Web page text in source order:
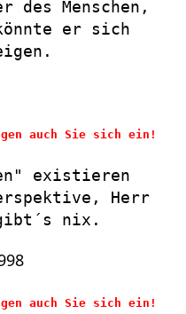
des Menschen,
er sich
auch Sie sich ein!
existieren
Herr
nix.
auch Sie sich ein!